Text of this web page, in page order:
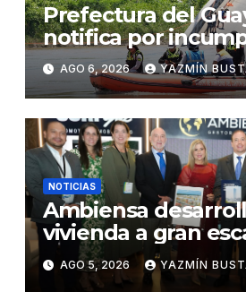
Prefectura del
notifica por
contractual a la
CONORTE y exige
en desmontaje
Gonzalo Icaza
Daule
AGO 6, 2026 YAZMÍN
NOTICIAS
Ambiensa
vivienda a gran
estándares
de sostenibilidad
AGO 5, 2026 YAZMÍN